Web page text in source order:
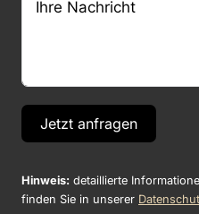
Jetzt anfragen
Hinweis: detaillierte
finden Sie in unserer